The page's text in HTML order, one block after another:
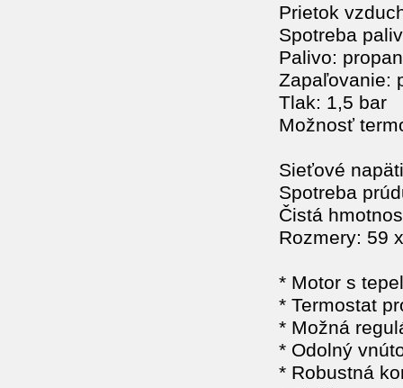
Prietok
Spotreba
Palivo:
Zapaľovanie:
Tlak: 1,5 bar
Možnosť
Sieťové
Spotreba
Čistá
Rozmery: 59
* Motor s
* Termostat
* Možná
* Odolný
* Robustná